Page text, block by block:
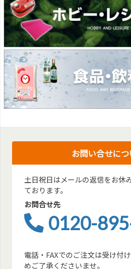
お問い合せにつ
土日祝日はメールの返信をお休
ております。
お問合せ先
0120-
電話・FAXでのご注文は受け付
めご了承くださいませ。